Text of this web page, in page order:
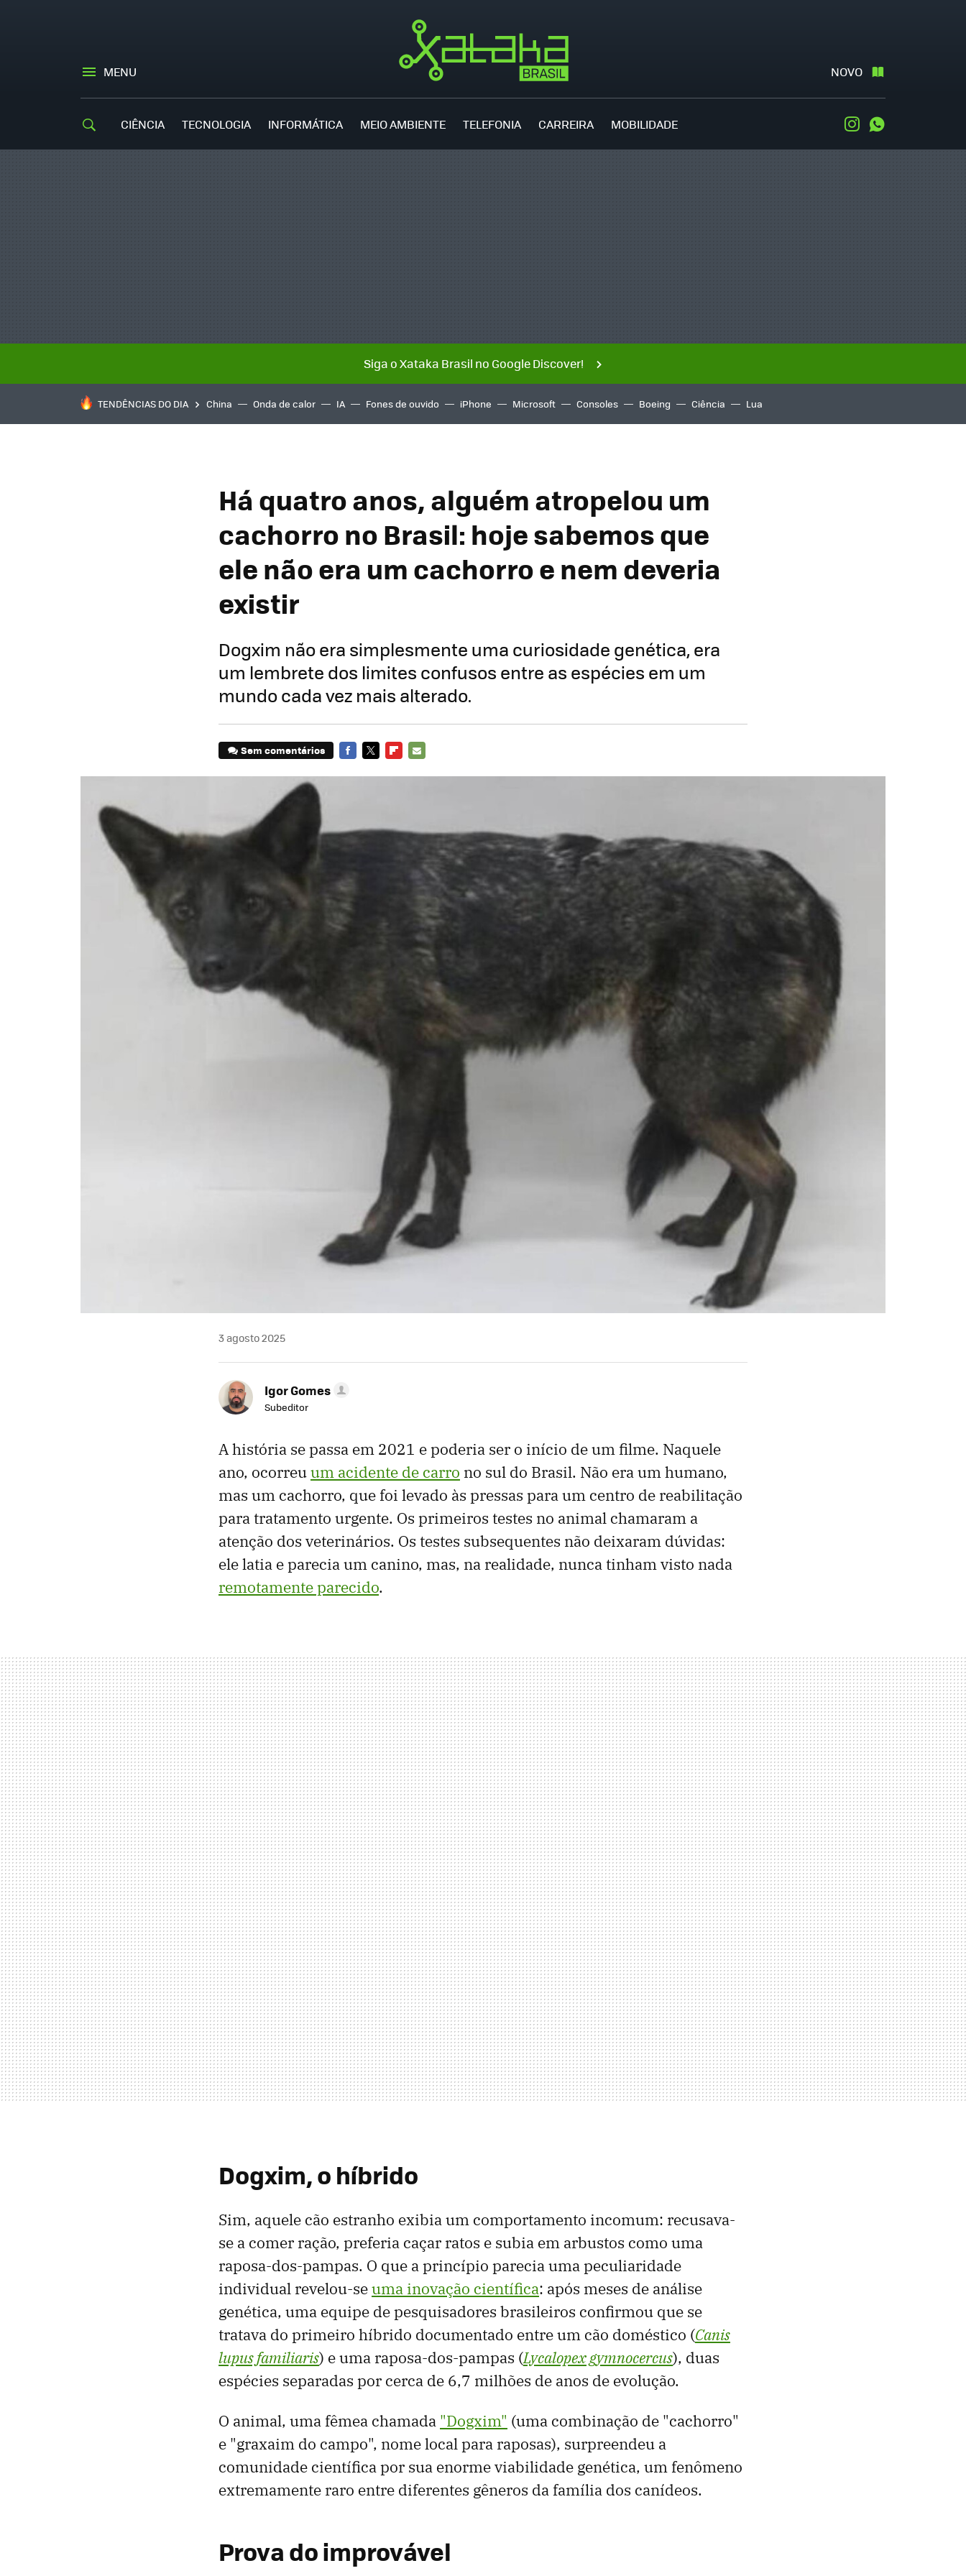
MENU NOVO
CIÊNCIA TECNOLOGIA INFORMÁTICA MEIO AMBIENTE TELEFONIA CARREIRA MOBILIDADE Instagram
Siga o Xataka Brasil no Google Discover!
TENDÊNCIAS DO DIA China Onda de calor IA Fones de ouvido iPhone Microsoft Consoles Boeing Ciência Lua
Há quatro anos, alguém atropelou um
cachorro no Brasil: hoje sabemos que
ele não era um cachorro e nem deveria
existir
Dogxim não era simplesmente uma curiosidade genética, era
um lembrete dos limites confusos entre as espécies em um
mundo cada vez mais alterado.
Sem comentários
3 agosto 2025
Igor Gomes
Subeditor
A história se passa em 2021 e poderia ser o início de um filme. Naquele
ano, ocorreuum acidente de carro no sul do Brasil. Não era um humano,
mas um cachorro, que foi levado às pressas para um centro de reabilitação
para tratamento urgente. Os primeiros testes no animal chamaram a
atenção dos veterinários. Os testes subsequentes não deixaram dúvidas:
ele latia e parecia um canino, mas, na realidade, nunca tinham visto nada
remotamente parecido.
Dogxim, o híbrido
Sim, aquele cão estranho exibia um comportamento incomum: recusava-
se a comer ração, preferia caçar ratos e subia em arbustos como uma
raposa-dos-pampas. O que a princípio parecia uma peculiaridade
individual revelou-seuma inovação científica: após meses de análise
genética, uma equipe de pesquisadores brasileiros confirmou que se
tratava do primeiro híbrido documentado entre um cão doméstico (Canis
lupus familiaris) e uma raposa-dos-pampas (Lycalopex gymnocercus), duas
espécies separadas por cerca de 6,7 milhões de anos de evolução.
O animal, uma fêmea chamada "Dogxim" (uma combinação de "cachorro"
e "graxaim do campo", nome local para raposas), surpreendeu a
comunidade científica por sua enorme viabilidade genética, um fenômeno
extremamente raro entre diferentes gêneros da família dos canídeos.
Prova do improvável